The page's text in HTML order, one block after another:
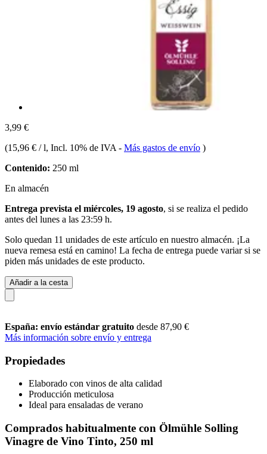
3,99 €
(15,96 € / l, Incl. 10% de IVA - Más gastos de envío )
Contenido: 250 ml
En almacén
Entrega prevista el miércoles, 19 agosto, si se realiza el pedido
antes del lunes a las 23:59 h.
Solo quedan 11 unidades de este artículo en nuestro almacén. ¡La
nueva remesa está en camino! La fecha de entrega puede variar si se
piden más unidades de este producto.
Añadir a la cesta
España: envío estándar gratuito desde 87,90 €
Más información sobre envío y entrega
Propiedades
Elaborado con vinos de alta calidad
Producción meticulosa
Ideal para ensaladas de verano
Comprados habitualmente con Ölmühle Solling
Vinagre de Vino Tinto, 250 ml